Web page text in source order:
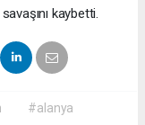
kaybetti.
#alanya